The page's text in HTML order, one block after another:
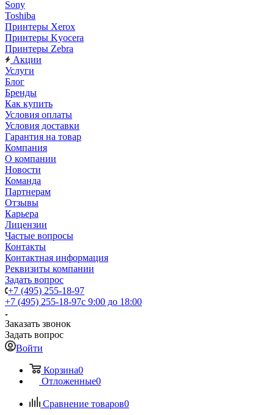
Sony
Toshiba
Принтеры Xerox
Принтеры Kyocera
Принтеры Zebra
Акции
Услуги
Блог
Бренды
Как купить
Условия оплаты
Условия доставки
Гарантия на товар
Компания
О компании
Новости
Команда
Партнерам
Отзывы
Карьера
Лицензии
Частые вопросы
Контакты
Контактная информация
Реквизиты компании
Задать вопрос
+7 (495) 255-18-97
+7 (495) 255-18-97с 9:00 до 18:00
Заказать звонок
Задать вопрос
Войти
Корзина0
Отложенные0
Сравнение товаров0